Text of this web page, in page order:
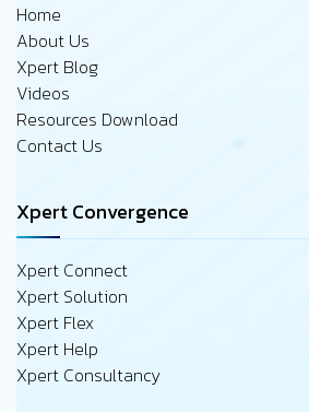
Home
About Us
Xpert Blog
Videos
Resources Download
Contact Us
Xpert Convergence
Xpert Connect
Xpert Solution
Xpert Flex
Xpert Help
Xpert Consultancy